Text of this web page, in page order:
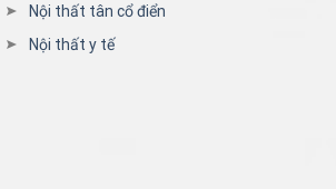
Nội thất tân cổ điển
Nội thất y tế